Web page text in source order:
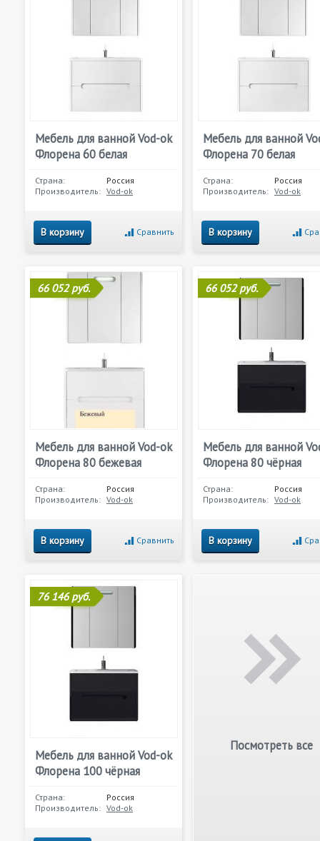
Мебель для ванной Vod-ok
Флорена 60 белая
Страна:
Россия
Производитель: Vod-ok
В корзину Сравнить
Мебель для ванной
Флорена 70 белая
Страна:
Россия
Производитель: Vod-ok
В корзину
66 052 руб.
Мебель для ванной Vod-ok
Флорена 80 бежевая
Страна:
Россия
Производитель: Vod-ok
В корзину Сравнить
66 052 руб.
Мебель для ванной
Флорена 80 чёрная
Страна:
Россия
Производитель: Vod-ok
В корзину
76 146 руб.
Мебель для ванной Vod-ok
Флорена 100 чёрная
Страна:
Россия
Производитель: Vod-ok
Посмотреть все